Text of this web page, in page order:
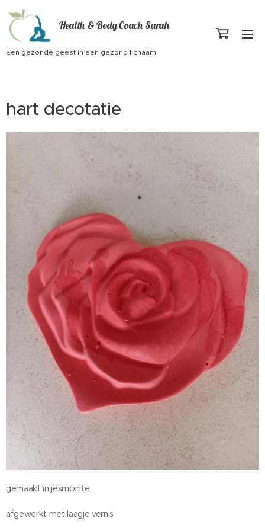
Health & Body Coach Sarah
Een gezonde geest in een gezond lichaam
hart decotatie
gemaakt in jesmonite
afgewerkt met laagje vernis